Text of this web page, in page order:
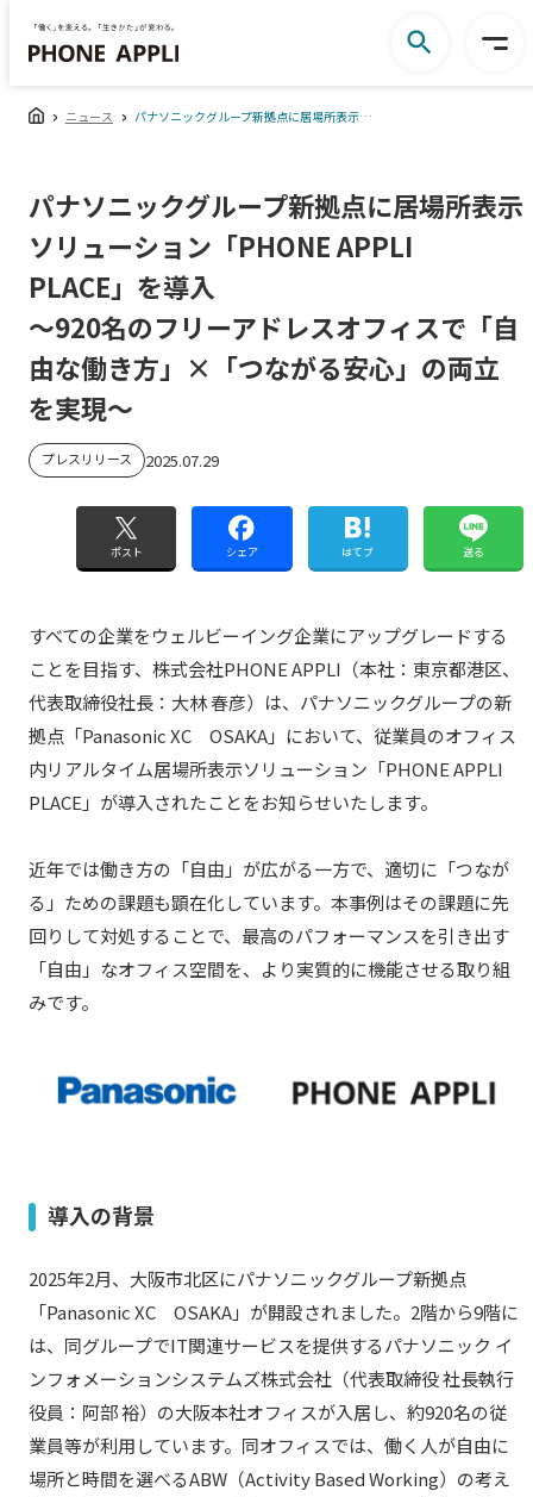
ニュース パナソニックグループ新拠点に居場所表示ソリューション「PHONE APPLI PLACE」を導入 ～920名のフリーアドレスオフィスで「自由な働き方」×「つながる安心」の両立を実現～
パナソニックグループ新拠点に居場所表示
ソリューション「PHONE APPLI
PLACE」を導入
～920名のフリーアドレスオフィスで「自
由な働き方」×「つながる安心」の両立
を実現～
プレスリリース 2025.07.29
ポスト シェア はてブ 送る
すべての企業をウェルビーイング企業にアップグレードする
ことを目指す、株式会社PHONE APPLI（本社：東京都港区、
代表取締役社長：大林 春彦）は、パナソニックグループの新
拠点「Panasonic XC OSAKA」において、従業員のオフィス
内リアルタイム居場所表示ソリューション「PHONE APPLI
PLACE」が導入されたことをお知らせいたします。
近年では働き方の「自由」が広がる一方で、適切に「つなが
る」ための課題も顕在化しています。本事例はその課題に先
回りして対処することで、最高のパフォーマンスを引き出す
「自由」なオフィス空間を、より実質的に機能させる取り組
みです。
導入の背景
2025年2月、大阪市北区にパナソニックグループ新拠点
「Panasonic XC OSAKA」が開設されました。2階から9階に
は、同グループでIT関連サービスを提供するパナソニック イ
ンフォメーションシステムズ株式会社（代表取締役 社長執行
役員：阿部 裕）の大阪本社オフィスが入居し、約920名の従
業員等が利用しています。同オフィスでは、働く人が自由に
場所と時間を選べるABW（Activity Based Working）の考え